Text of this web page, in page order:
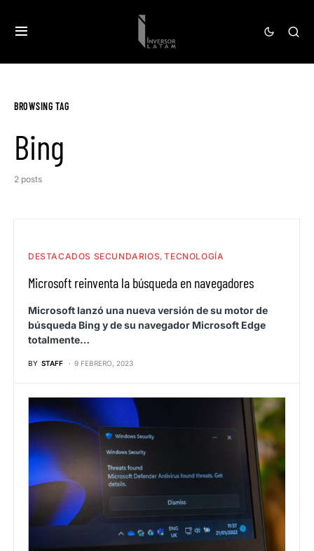
BROWSING TAG
Bing
2 posts
DESTACADOS SECUNDARIOS TECNOLOGÍA
Microsoft reinventa la búsqueda en navegadores
Microsoft lanzó una nueva versión de su motor de
búsqueda Bing y de su navegador Microsoft Edge
totalmente…
BY STAFF 9 FEBRERO, 2023